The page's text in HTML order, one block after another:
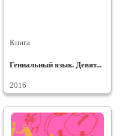
Книга
Гениальный язык. Девят...
2016